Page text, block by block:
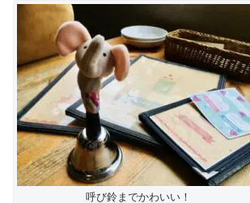
呼び鈴までかわいい！